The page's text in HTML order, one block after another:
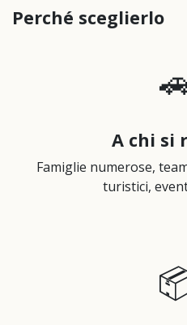
Perché sceglierlo
A chi si
Famiglie numerose,
turistici,